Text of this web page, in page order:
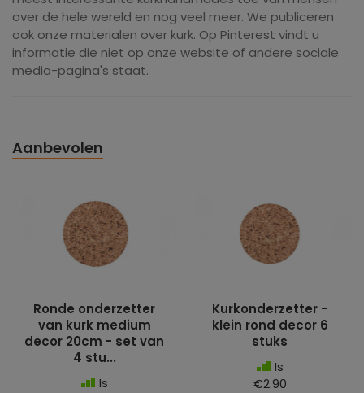
over de hele wereld en nog veel meer. We publiceren
ook onze materialen over kurk. Op Pinterest vindt u
informatie die niet op onze website of andere sociale
media-pagina's staat.
Aanbevolen
Ronde onderzetter
van kurk medium
decor 20cm - set van
4 stu...
Is
Kurkonderzetter -
klein rond decor 6
stuks
Is
€2.90